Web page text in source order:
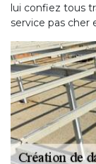
lui confiez tous
service pas cher